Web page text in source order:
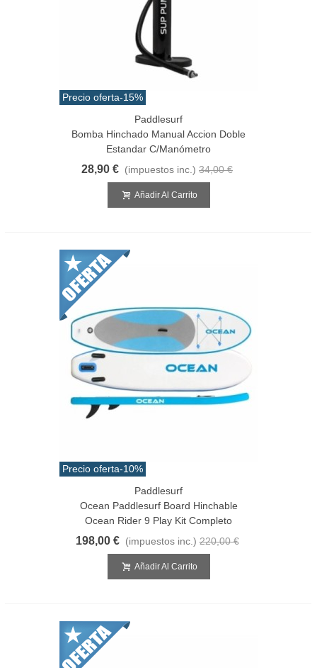
Precio oferta-15%
Paddlesurf
Bomba Hinchado Manual Accion Doble
Estandar C/manómetro
28,90 € (impuestos inc.) 34,00 €
Añadir Al Carrito
Precio oferta-10%
Paddlesurf
Ocean Paddlesurf Board Hinchable
Ocean Rider 9 Play Kit Completo
198,00 € (impuestos inc.) 220,00 €
Añadir Al Carrito